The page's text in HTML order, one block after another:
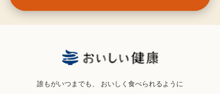
誰もがいつまでも、 おいしく食べられるように